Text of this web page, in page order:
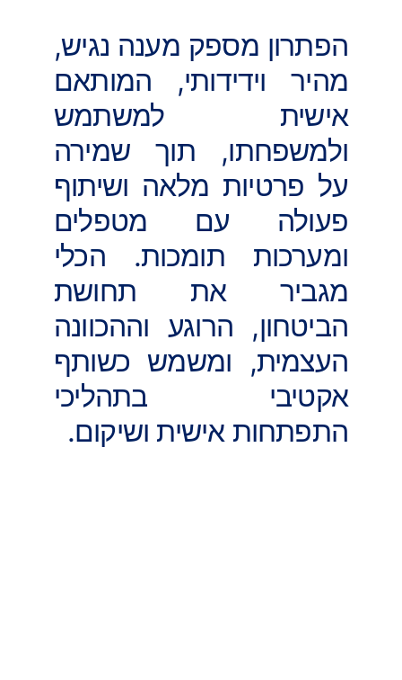
הפתרון מספק מענה נגיש,
מהיר וידידותי, המותאם
אישית למשתמש
ולמשפחתו, תוך שמירה
על פרטיות מלאה ושיתוף
פעולה עם מטפלים
ומערכות תומכות. הכלי
מגביר את תחושת
הביטחון, הרוגע וההכוונה
העצמית, ומשמש כשותף
אקטיבי בתהליכי
התפתחות אישית ושיקום.